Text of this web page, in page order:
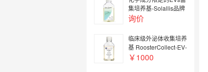
集培养基-Solallis品牌
询价
临床级外泌体收集培养
基 RoosterCollect-EV-
CC
￥1000